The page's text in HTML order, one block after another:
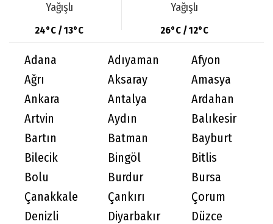
Yağışlı
24°C / 13°C
Yağışlı
26°C / 12°C
Adana Adıyaman
Afyon
Ağrı
Aksaray
Amasya
Ankara
Antalya
Ardahan
Artvin
Aydın
Balıkesir
Bartın
Batman
Bayburt
Bilecik
Bingöl
Bitlis
Bolu
Burdur
Bursa
Çanakkale
Çankırı
Çorum
Denizli
Diyarbakır
Düzce